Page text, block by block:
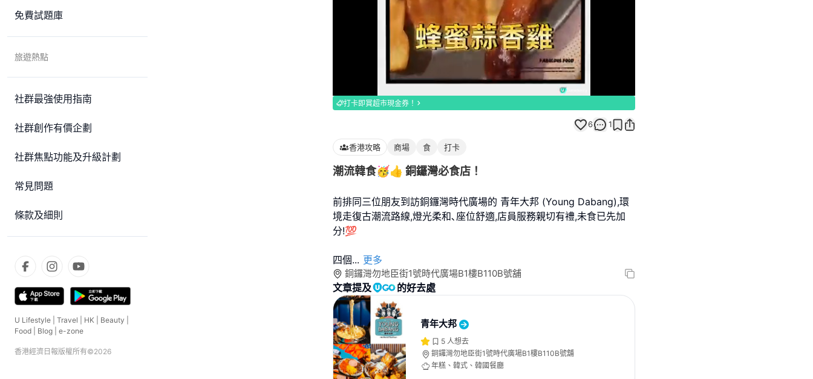
免費試題庫
旅遊熱點
社群最強使用指南
社群創作有價企劃
社群焦點功能及升級計劃
常見問題
條款及細則
U Lifestyle Travel HK Beauty
Food
Blog e-zone
香港經濟日報版權所有©2026
100.00%
打卡即賞超市現金券！
6 1
香港攻略 商場 食 打卡
潮流韓食🥳👍 銅鑼灣必食店！
前排同三位朋友到訪銅鑼灣時代廣場的 青年大邦 (Young Dabang),環
境走復古潮流路線,燈光柔和､座位舒適,店員服務親切有禮,未食已先加
分!💯
四個... 更多
銅鑼灣勿地臣街1號時代廣場B1樓B110B號舖
文章提及 的好去處
青年大邦
5 人想去
銅鑼灣勿地臣街1號時代廣場B1樓B110B號舖
年糕、韓式、韓國餐廳